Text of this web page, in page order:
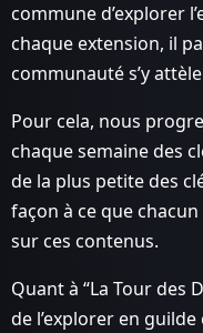
commune d’explorer
chaque extension, il
communauté s’y
Pour cela, nous
chaque semaine des
de la plus petite des
façon à ce que
sur ces contenus.
Quant à “La Tour des
de l’explorer en